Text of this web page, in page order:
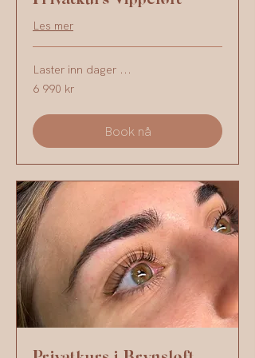
Les mer
Laster inn dager ...
6 990
norske
6 990 kr
Book nå